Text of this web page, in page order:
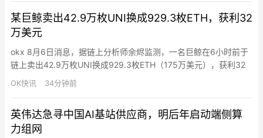
某巨鲸卖出42.9万枚UNI换成929.3枚ETH，获利32
万美元
okx 8月6日消息，据链上分析师余烬监测，一名巨鲸在6小时前于
链上卖出42.9万枚UNI换成929.3枚ETH（175万美元），获利32
万美元。该巨鲸在6至7月以均价3.34美元买入62.9万枚UNI（210
万美元），近期UNI从2.4美元反弹至4.4美元后止盈。
OK快讯 34分钟前
英伟达急寻中国AI基站供应商，明后年启动端侧算
力组网